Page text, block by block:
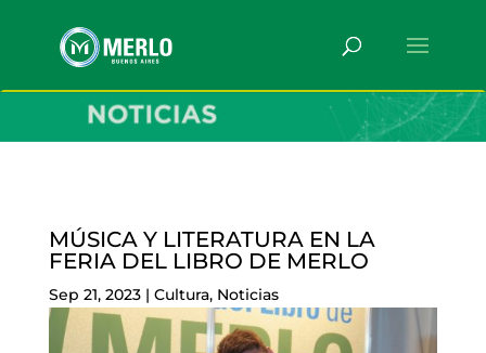
MÚSICA Y LITERATURA EN LA
FERIA DEL LIBRO DE MERLO
Sep 21, 2023| Cultura, Noticias